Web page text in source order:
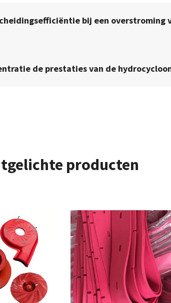
bij een overstroming
de prestaties van de
producten